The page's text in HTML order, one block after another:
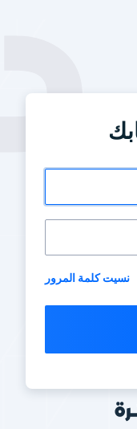
نسيت كلمة المرور